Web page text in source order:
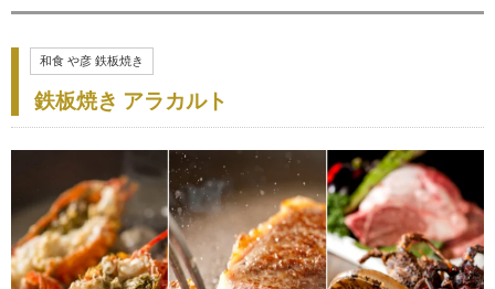
和食 や彦 鉄板焼き
鉄板焼き アラカルト